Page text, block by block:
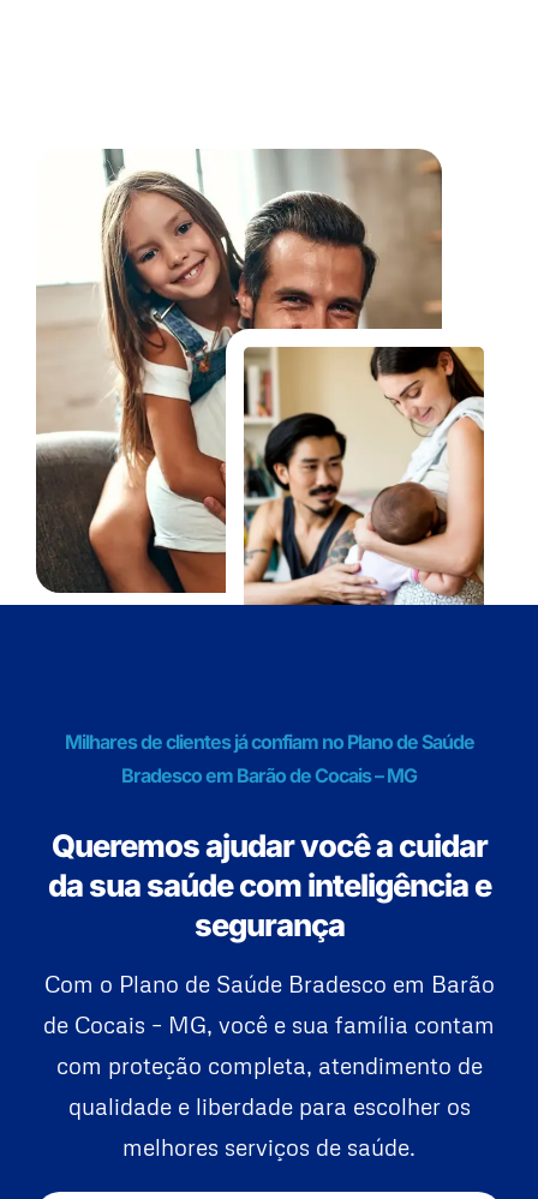
Milhares de clientes já confiam no Plano de Saúde
Bradesco em Barão de Cocais – MG
Queremos ajudar você a cuidar
da sua saúde com inteligência e
segurança
Com o Plano de Saúde Bradesco em Barão
de Cocais – MG, você e sua família contam
com proteção completa, atendimento de
qualidade e liberdade para escolher os
melhores serviços de saúde.